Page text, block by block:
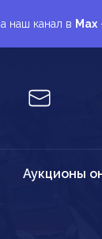
наш канал в Max
Аукционы